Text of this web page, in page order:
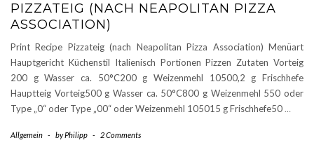
PIZZATEIG (NACH NEAPOLITAN PIZZA
ASSOCIATION)
Print Recipe Pizzateig (nach Neapolitan Pizza Association) Menüart
Hauptgericht Küchenstil Italienisch Portionen Pizzen Zutaten Vorteig
200 g Wasser ca. 50°C200 g Weizenmehl 10500,2 g Frischhefe
Hauptteig Vorteig500 g Wasser ca. 50°C800 g Weizenmehl 550 oder
Type „0“ oder Type „00“ oder Weizenmehl 105015 g Frischhefe50 …
Allgemein - byPhilipp - 2 Comments